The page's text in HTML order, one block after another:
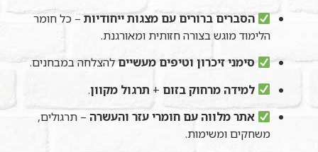
הסברים ברורים עם מצגות ייחודיות– כל חומר
הלימוד מוגש בצורה חזותית ומאורגנת.
סימני זיכרון וטיפים מעשייםלהצלחה במבחנים.
למידה מרחוק בזום + תרגול מקוון.
אתר מלווה עם חומרי עזר והעשרה – תרגולים,
משחקים ומשימות.